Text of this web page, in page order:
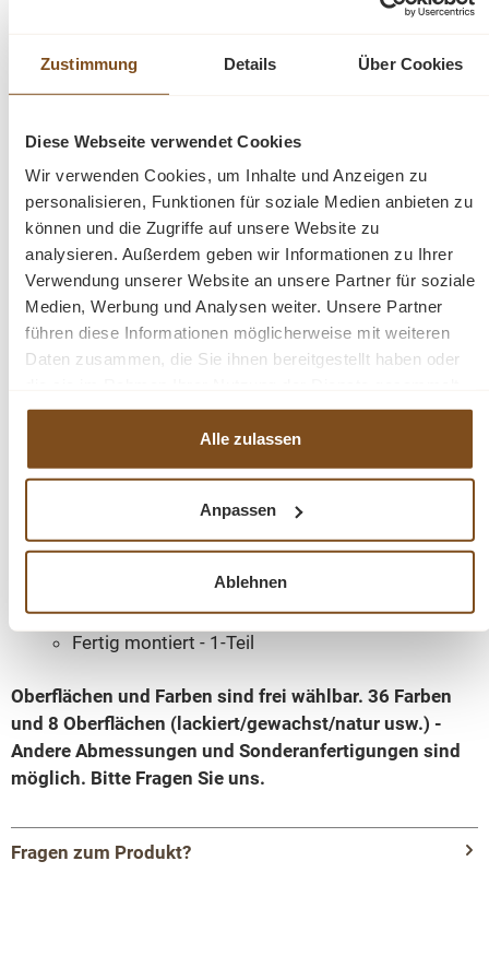
Zustimmung Details Über Cookies
Diese Webseite verwendet Cookies
Wir verwenden Cookies, um Inhalte und Anzeigen zu
personalisieren, Funktionen für soziale Medien anbieten zu
können und die Zugriffe auf unsere Website zu
analysieren. Außerdem geben wir Informationen zu Ihrer
Verwendung unserer Website an unsere Partner für soziale
Medien, Werbung und Analysen weiter. Unsere Partner
führen diese Informationen möglicherweise mit weiteren
Daten zusammen, die Sie ihnen bereitgestellt haben oder
haben.
Alle zulassen
Anpassen
Ablehnen
Glasauflageboden und drei Fächern für
Präsentationsfläche.
zeitlose Eleganz aus und passt sich nahtlos
in verschiedene Einrichtungsstile ein. Es ist
das perfekte Highlight für diejenigen, die
sowohl praktische Lösungen als auch
raffinierten Stil suchen. Mit seiner
exzellenten Verarbeitung garantiert dieser
Schrank Langlebigkeit und Beständigkeit. Er
überzeugt nicht nur mit praktischen
Lösungen, sondern wird auch Ihre Freude
Abmessungen: H: 210 cm, B: 103 cm, T: 36
cm
Korpusfarbe - frei wählbar
Innenfarbe - frei wählbar
Korpus 100% Kiefernholz
Landhausstil
Fertig montiert - 1-Teil
Oberflächen und Farben sind frei wählbar. 36 Farben
und 8 Oberflächen (lackiert/gewachst/natur usw.) -
Andere Abmessungen und Sonderanfertigungen sind
möglich. Bitte Fragen Sie uns.
Fragen zum Produkt?